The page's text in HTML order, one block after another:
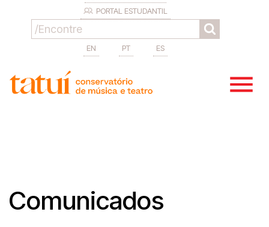
PORTAL ESTUDANTIL
EN PT ES
Comunicados